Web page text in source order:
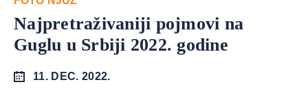
Najpretraživaniji pojmovi na
Guglu u Srbiji 2022. godine
11. DEC. 2022.